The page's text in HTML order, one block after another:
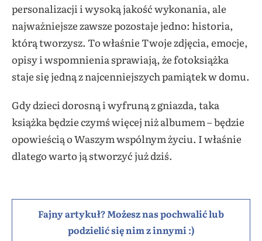
personalizacji i wysoką jakość wykonania, ale
najważniejsze zawsze pozostaje jedno: historia,
którą tworzysz. To właśnie Twoje zdjęcia, emocje,
opisy i wspomnienia sprawiają, że fotoksiążka
staje się jedną z najcenniejszych pamiątek w domu.
Gdy dzieci dorosną i wyfruną z gniazda, taka
książka będzie czymś więcej niż albumem – będzie
opowieścią o Waszym wspólnym życiu. I właśnie
dlatego warto ją stworzyć już dziś.
Fajny artykuł? Możesz nas pochwalić lub
podzielić się nim z innymi :)